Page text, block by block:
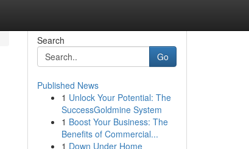
Search
Go
Published News
1 Unlock Your Potential: The
SuccessGoldmine System
1 Boost Your Business: The
Benefits of Commercial...
1 Down Under Home